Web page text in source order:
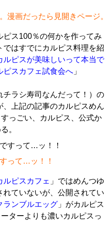
漫画だったら見開きページ。
ピス100％の何かを作ってみ
はすでにカルピス料理を紹
ルピスが美味しいって本当で
ピスカフェ試食会へ 」
ラシ寿司なんだって！）の
上記の記事のカルピスめん
っごい、カルピス、公式か
。
って…ッ！！
ルピスカフェ 」ではめんつゆ
ていないが、公開されてい
ランブルエッグ 」がカルピス
ターよりも濃いカルピスっ